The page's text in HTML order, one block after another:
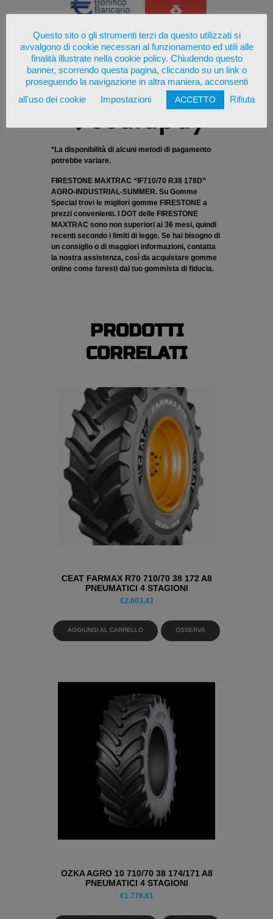
*La disponibilità di alcuni metodi di pagamento
potrebbe variare.
FIRESTONE MAXTRAC “IF710/70 R38 178D”
AGRO-INDUSTRIAL-SUMMER. Su Gomme
Special trovi le migliori gomme FIRESTONE a
prezzi convenienti. I DOT delle FIRESTONE
MAXTRAC sono non superiori ai 36 mesi, quindi
recenti secondo i limiti di legge. Se hai bisogno di
un consiglio o di maggiori informazioni, contatta
la nostra assistenza, così da acquistare gomme
online come faresti dal tuo gommista di fiducia.
PRODOTTI
CORRELATI
CEAT FARMAX R70 710/70 38 172 A8
PNEUMATICI 4 STAGIONI
€2.003,43
AGGIUNGI AL CARRELLO OSSERVA
OZKA AGRO 10 710/70 38 174/171 A8
PNEUMATICI 4 STAGIONI
€1.778,61
Questo sito o gli strumenti terzi da questo utilizzati si
avvalgono di cookie necessari al funzionamento ed utili alle
finalità illustrate nella cookie policy. Chiudendo questo
banner, scorrendo questa pagina, cliccando su un link o
proseguendo la navigazione in altra maniera, acconsenti
all'uso dei cookie
Impostazioni ACCETTO Rifiuta